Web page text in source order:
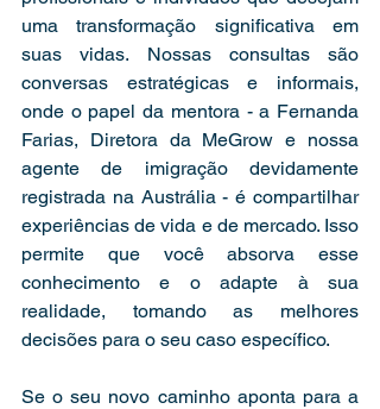
uma transformação significativa em
suas vidas. Nossas consultas são
conversas estratégicas e informais,
onde o papel da mentora - a Fernanda
Farias, Diretora da MeGrow e nossa
agente de imigração devidamente
registrada na Austrália - é compartilhar
experiências de vida e de mercado. Isso
permite que você absorva esse
conhecimento e o adapte à sua
realidade, tomando as melhores
decisões para o seu caso específico.
Se o seu novo caminho aponta para a